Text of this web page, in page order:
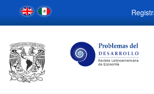
Navegación
principal
Contenido
Barra
lateral